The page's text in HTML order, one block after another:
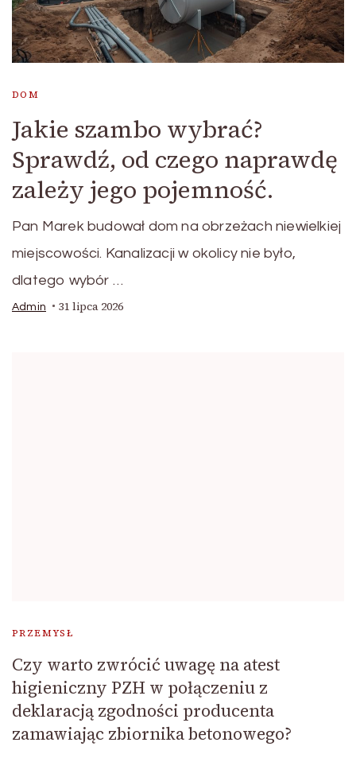
DOM
Jakie szambo wybrać?
Sprawdź, od czego naprawdę
zależy jego pojemność.
Pan Marek budował dom na obrzeżach niewielkiej
miejscowości. Kanalizacji w okolicy nie było,
dlatego wybór …
Admin 31 lipca 2026
PRZEMYSŁ
Czy warto zwrócić uwagę na atest
higieniczny PZH w połączeniu z
deklaracją zgodności producenta
zamawiając zbiornika betonowego?